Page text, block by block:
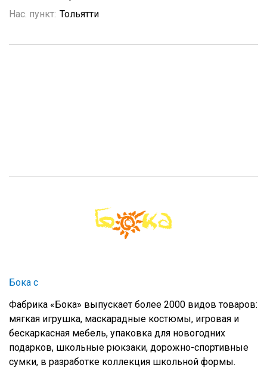
Нас. пункт: Тольятти
Бока с
Фабрика «Бока» выпускает более 2000 видов товаров:
мягкая игрушка, маскарадные костюмы, игровая и
бескаркасная мебель, упаковка для новогодних
подарков, школьные рюкзаки, дорожно-спортивные
сумки, в разработке коллекция школьной формы.